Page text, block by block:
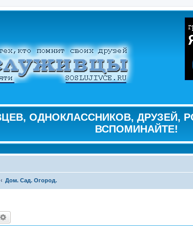
ОДНОКЛАССНИКОВ, ДРУЗЕЙ,
ВСПОМИНАЙТЕ!
Дом. Сад. Огород.